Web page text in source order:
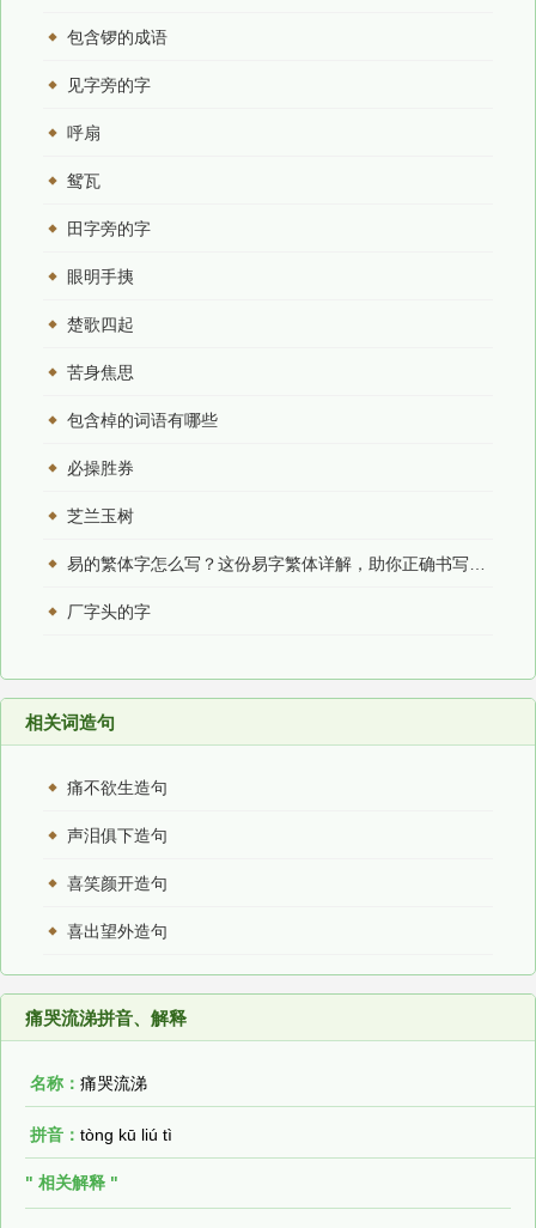
包含锣的成语
见字旁的字
呼扇
鸳瓦
田字旁的字
眼明手挗
楚歌四起
苦身焦思
包含棹的词语有哪些
必操胜券
芝兰玉树
厂字头的字
相关词造句
痛不欲生造句
声泪俱下造句
喜笑颜开造句
喜出望外造句
痛哭流涕拼音、解释
名称： 痛哭流涕
拼音： tòng kū liú tì
" 相关解释 "